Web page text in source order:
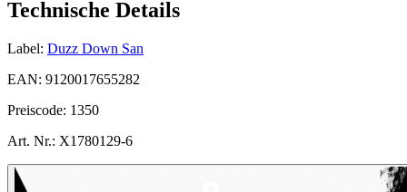
Technische Details
Label: Duzz Down San
EAN: 9120017655282
Preiscode: 1350
Art. Nr.: X1780129-6